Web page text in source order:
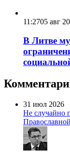
11:2705 авг
В Литве
31 июл 2026
Не случайно